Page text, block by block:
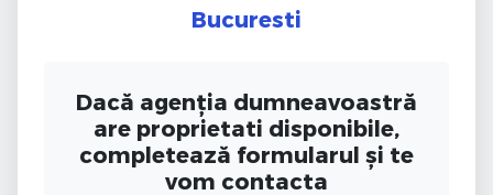
Bucuresti
Dacă agenția dumneavoastră
are proprietati disponibile,
completează formularul și te
vom contacta